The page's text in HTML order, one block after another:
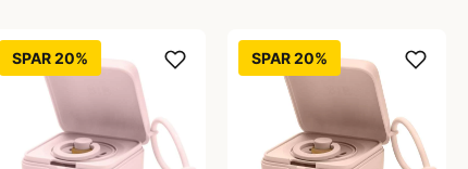
SPAR 20% SPAR 20%